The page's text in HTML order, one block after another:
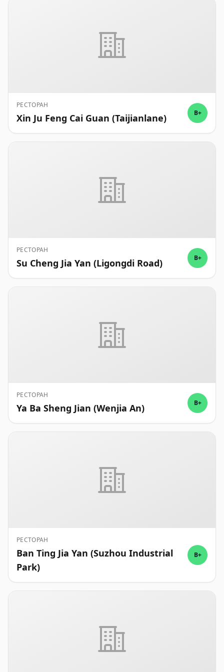
РЕСТОРАН
Xin Ju Feng Cai Guan (Taijianlane) B+
РЕСТОРАН
Su Cheng Jia Yan (Ligongdi Road) B+
РЕСТОРАН
Ya Ba Sheng Jian (Wenjia An) B+
РЕСТОРАН
Ban Ting Jia Yan (Suzhou Industrial
Park)
B+